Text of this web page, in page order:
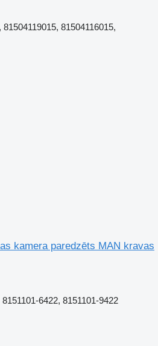
81504116015,
kamera paredzēts MAN kravas
6422, 8151101-9422